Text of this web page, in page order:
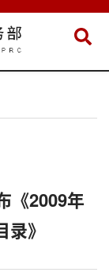
《2009年
》